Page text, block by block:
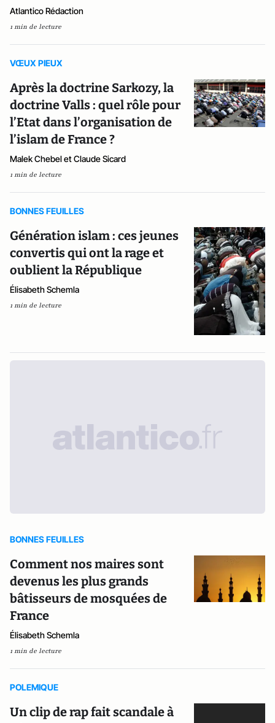
Atlantico Rédaction
1 min de lecture
VŒUX PIEUX
Après la doctrine Sarkozy, la
doctrine Valls : quel rôle pour
l’Etat dans l’organisation de
l’islam de France ?
Malek Chebel et Claude Sicard
1 min de lecture
BONNES FEUILLES
Génération islam : ces jeunes
convertis qui ont la rage et
oublient la République
Élisabeth Schemla
1 min de lecture
BONNES FEUILLES
Comment nos maires sont
devenus les plus grands
bâtisseurs de mosquées de
France
Élisabeth Schemla
1 min de lecture
POLEMIQUE
Un clip de rap fait scandale à